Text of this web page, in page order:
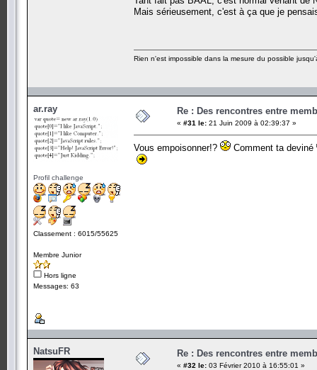
Mais sérieusement, c'est à ça que je
Rien n'est impossible dans la mesure du possible
ar.ray
Profil challenge
Classement : 6015/55625
Membre Junior
Hors ligne
Messages: 63
Re : Des rencontres entre
« #31 le: 21 Juin 2009 à 02:39:37 »
Vous empoisonner!? Comment ta deviné
NatsuFR Re : Des rencontres entre
« #32 le: 03 Février 2010 à 16:55:01 »